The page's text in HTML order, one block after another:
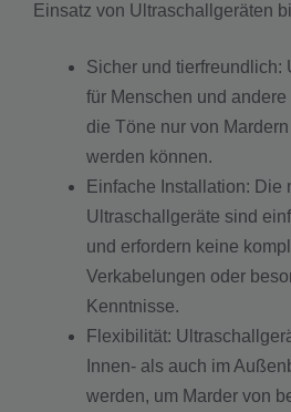
Einsatz von Ultraschallgeräten
Sicher und tierfreundlich:
für Menschen und
die Töne nur von
werden können.
Einfache Installation: Die
Ultraschallgeräte sind
und erfordern keine
Verkabelungen oder
Kenntnisse.
Flexibilität:
Innen- als auch im
werden, um Marder von